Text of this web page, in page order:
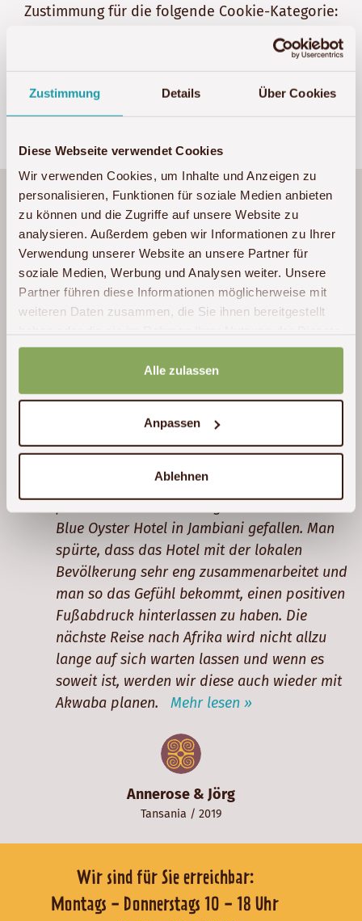
Zustimmung Details Über Cookies
Diese Webseite verwendet Cookies
Wir verwenden Cookies, um Inhalte und Anzeigen zu
personalisieren, Funktionen für soziale Medien anbieten
zu können und die Zugriffe auf unsere Website zu
analysieren. Außerdem geben wir Informationen zu Ihrer
Verwendung unserer Website an unsere Partner für
soziale Medien, Werbung und Analysen weiter. Unsere
Partner führen diese Informationen möglicherweise mit
weiteren Daten zusammen, die Sie ihnen bereitgestellt
gesammelt haben.
Alle zulassen
Anpassen
Ablehnen
Zustimmung für die folgende Cookie-Kategorie:
Marketing-Cookies akzeptieren
Annerose & Jörg
Tansania / 2019
Ich bin sehr sparsam mit Superlativen, aber
diese Reise war perfekt für uns! Akwaba ist
auf unsere Wünsche und Vorstellungen sehr
gut eingegangen und hat diese in eine für
uns perfekte Reise zusammengestellt. Eine
Fly-In Safari in den Süden Tansanias zu
machen, war wohl die beste Entscheidung,
da hier deutlich weniger Touristen unterwegs
waren. Unsere Guides waren super und
haben uns viel erklärt. Zudem hatten wir
großartige und spannende Tiersichtungen.
Auch wenn die internationalen Flüge
in Tansania sehr pünktlich – das hat uns
positiv überrascht! Sehr gut hat uns auch das
Blue Oyster Hotel in Jambiani gefallen. Man
spürte, dass das Hotel mit der lokalen
Bevölkerung sehr eng zusammenarbeitet und
man so das Gefühl bekommt, einen positiven
Fußabdruck hinterlassen zu haben. Die
nächste Reise nach Afrika wird nicht allzu
lange auf sich warten lassen und wenn es
soweit ist, werden wir diese auch wieder mit
Akwaba planen. Mehr lesen »
Wir sind für Sie erreichbar:
Montags - Donnerstags 10 - 18 Uhr